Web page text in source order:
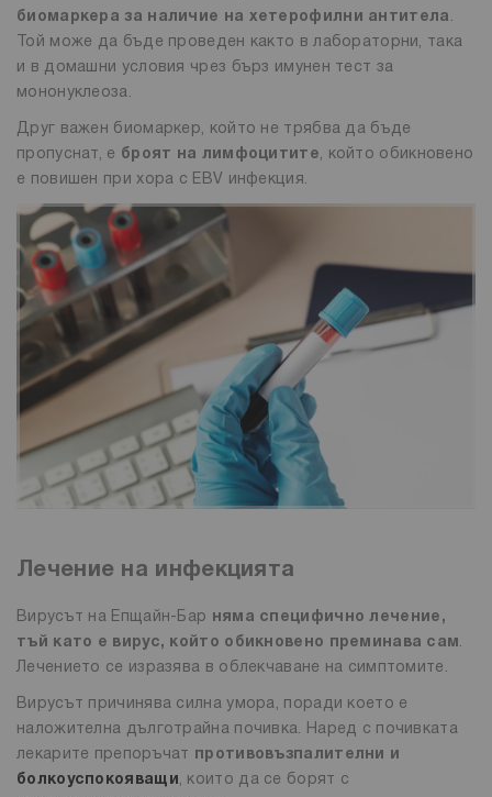
биомаркера за наличие на хетерофилни антитела .
Той може да бъде проведен както в лабораторни, така
и в домашни условия чрез бърз имунен тест за
мононуклеоза.
Друг важен биомаркер, който не трябва да бъде
пропуснат, е броят на лимфоцитите, който обикновено
е повишен при хора с EBV инфекция.
Лечение на инфекцията
Вирусът на Епщайн-Бар
няма специфично лечение,
тъй като е вирус, който обикновено преминава сам .
Лечението се изразява в облекчаване на симптомите.
Вирусът причинява силна умора, поради което е
наложителна дълготрайна почивка. Наред с почивката
лекарите препоръчат
противовъзпалителни и
болкоуспокояващи , които да се борят с